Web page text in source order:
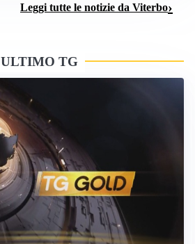
Leggi tutte le notizie da Viterbo
ULTIMO TG